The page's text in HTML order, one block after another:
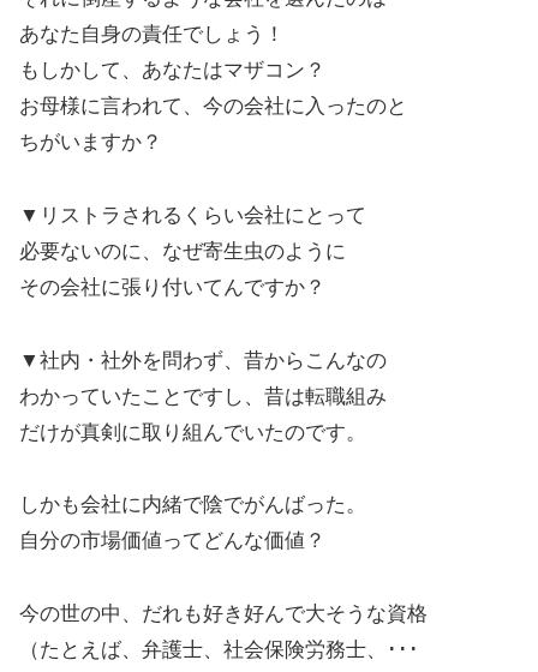
あなた自身の責任でしょう！
もしかして、あなたはマザコン？
お母様に言われて、今の会社に入ったのと
ちがいますか？
▼リストラされるくらい会社にとって
必要ないのに、なぜ寄生虫のように
その会社に張り付いてんですか？
▼社内・社外を問わず、昔からこんなの
わかっていたことですし、昔は転職組み
だけが真剣に取り組んでいたのです。
しかも会社に内緒で陰でがんばった。
自分の市場価値ってどんな価値？
今の世の中、だれも好き好んで大そうな資格
（たとえば、弁護士、社会保険労務士、･･･